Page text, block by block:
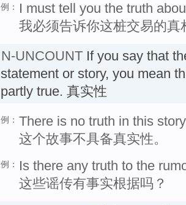
例：
I must tell you the truth
我必须告诉你这桩交易的真
N-UNCOUNT If you say that
statement or story, you mean
partly true. 真实性
例： There is no truth in this
这个故事不具备真实性。
例：
Is there any truth to the
这些谣传有事实根据吗？